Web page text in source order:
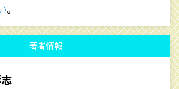
。
著者情報